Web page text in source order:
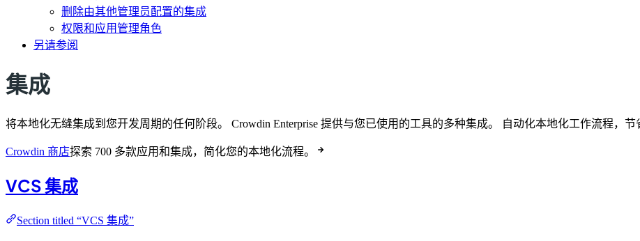
删除由其他管理员配置的集成
权限和应用管理角色
另请参阅
集成
将本地化无缝集成到您开发周期的任何阶段。 Crowdin Enterprise 提供与您已使用的工具的多种集成。 自动化本地化工作流程，节
Crowdin 商店探索 700 多款应用和集成，简化您的本地化流程。
VCS 集成
Section titled “VCS 集成”